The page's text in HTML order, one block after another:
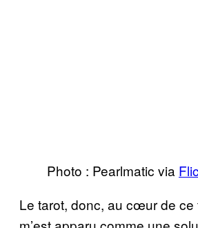
Photo : Pearlmatic via
Le tarot, donc, au cœur de ce